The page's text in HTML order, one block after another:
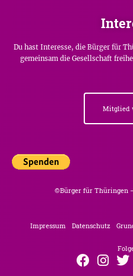
Du hast Interesse, die Bürger für
gemeinsam die Gesellschaft
Mitglied
©Bürger für Thüringen
Impressum Datenschutz